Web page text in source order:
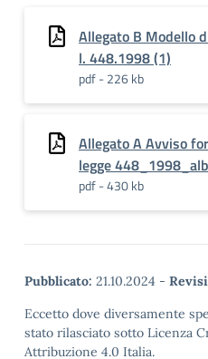
Allegato B Modello
l. 448.1998 (1)
pdf - 226 kb
Allegato A Avviso
legge
pdf - 430 kb
Pubblicato: 21.10.2024 -
Eccetto dove diversamente
stato rilasciato sotto Licenza
Attribuzione 4.0 Italia.